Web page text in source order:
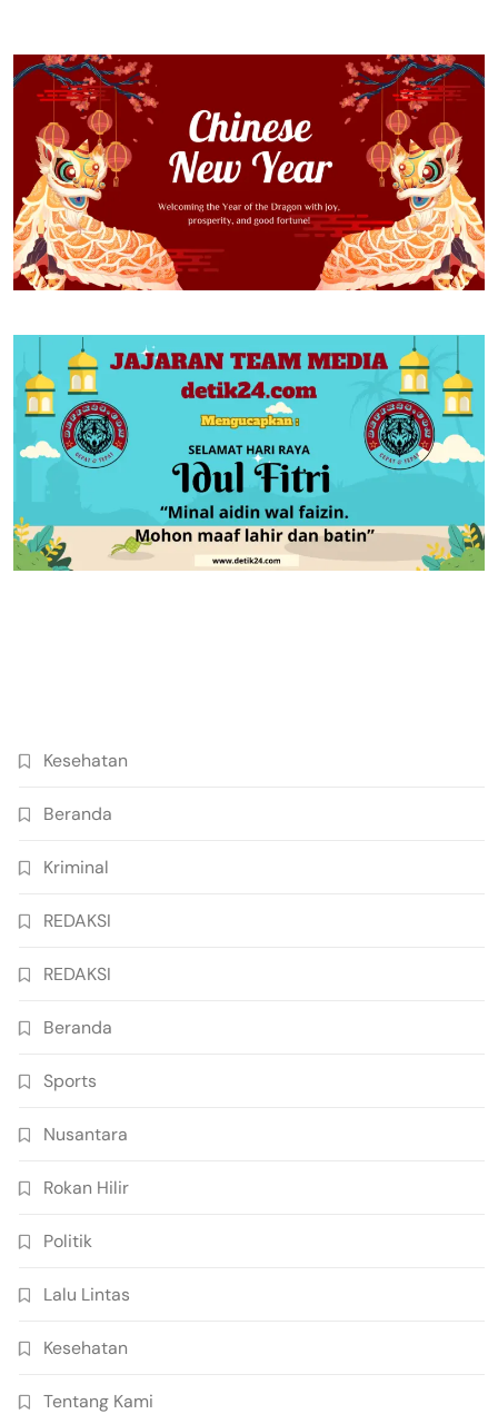
Kesehatan
Beranda
Kriminal
REDAKSI
REDAKSI
Beranda
Sports
Nusantara
Rokan Hilir
Politik
Lalu Lintas
Kesehatan
Tentang Kami